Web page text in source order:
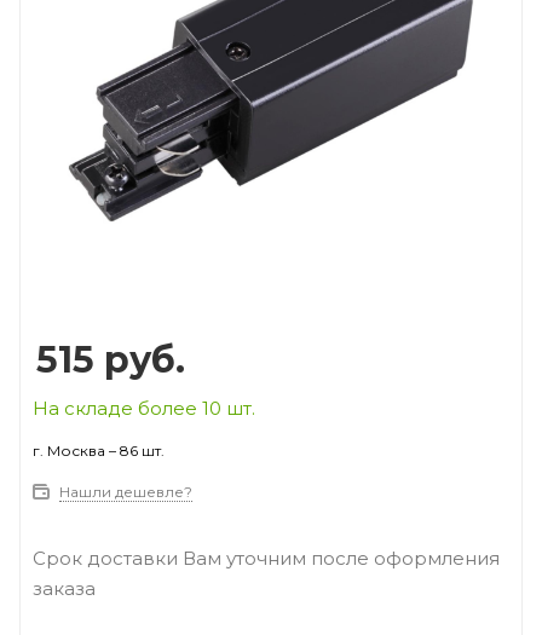
515 руб.
На складе более 10 шт.
г. Москва – 86 шт.
Нашли дешевле?
Срок доставки Вам уточним после оформления
заказа